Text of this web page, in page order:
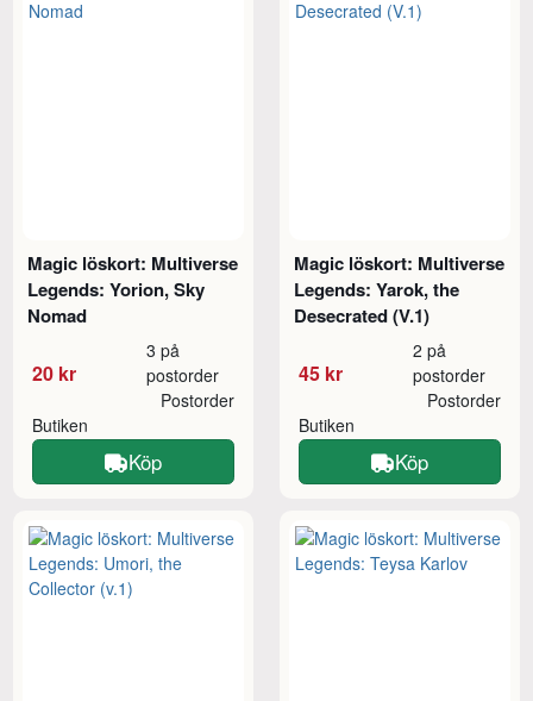
Magic löskort: Multiverse
Legends: Yorion, Sky
Nomad
20 kr
3 på
postorder
Butiken
Postorder
Köp
Magic löskort: Multiverse
Legends: Yarok, the
Desecrated (V.1)
45 kr
2 på
postorder
Butiken
Postorder
Köp